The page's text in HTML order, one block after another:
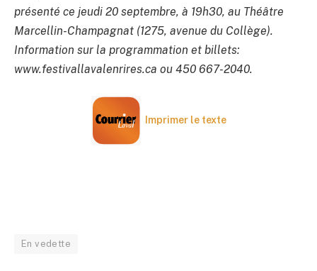
présenté ce jeudi 20 septembre, à 19h30, au Théâtre
Marcellin-Champagnat (1275, avenue du Collège).
Information sur la programmation et billets:
www.festivallavalenrires.ca ou 450 667-2040.
Imprimer le texte
En vedette